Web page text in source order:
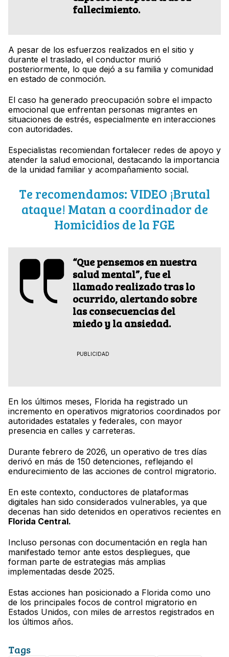
fallecimiento.
A pesar de los esfuerzos realizados en el sitio y
durante el traslado, el conductor murió
posteriormente, lo que dejó a su familia y comunidad
en estado de conmoción.
El caso ha generado preocupación sobre el impacto
emocional que enfrentan personas migrantes en
situaciones de estrés, especialmente en interacciones
con autoridades.
Especialistas recomiendan fortalecer redes de apoyo y
atender la salud emocional, destacando la importancia
de la unidad familiar y acompañamiento social.
Te recomendamos: VIDEO ¡Brutal
ataque! Matan a coordinador de
Homicidios de la FGE
“Que pensemos en nuestra
salud mental”, fue el
llamado realizado tras lo
ocurrido, alertando sobre
las consecuencias del
miedo y la ansiedad.
PUBLICIDAD
En los últimos meses, Florida ha registrado un
incremento en operativos migratorios coordinados por
autoridades estatales y federales, con mayor
presencia en calles y carreteras.
Durante febrero de 2026, un operativo de tres días
derivó en más de 150 detenciones, reflejando el
endurecimiento de las acciones de control migratorio.
En este contexto, conductores de plataformas
digitales han sido considerados vulnerables, ya que
decenas han sido detenidos en operativos recientes en
Florida Central.
Incluso personas con documentación en regla han
manifestado temor ante estos despliegues, que
forman parte de estrategias más amplias
implementadas desde 2025.
Estas acciones han posicionado a Florida como uno
de los principales focos de control migratorio en
Estados Unidos, con miles de arrestos registrados en
los últimos años.
Tags